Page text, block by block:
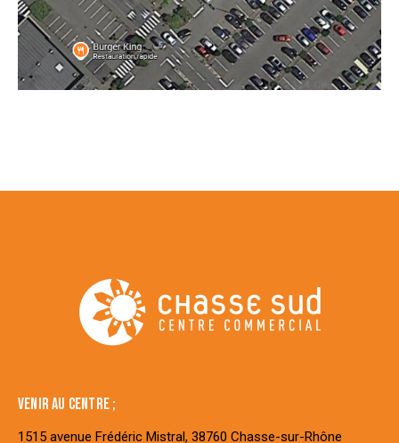
VENIR AU CENTRE ;
1515 avenue Frédéric Mistral, 38760 Chasse-sur-Rhône